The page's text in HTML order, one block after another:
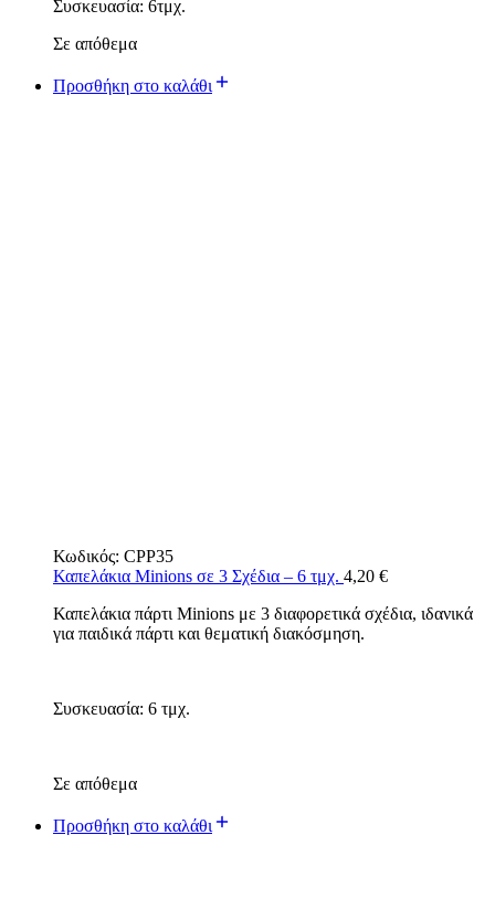
Συσκευασία: 6τμχ.
Σε απόθεμα
Προσθήκη στο καλάθι
Κωδικός: CPP35
Καπελάκια Minions σε 3 Σχέδια – 6 τμχ. 4,20 €
Καπελάκια πάρτι Minions με 3 διαφορετικά σχέδια, ιδανικά
για παιδικά πάρτι και θεματική διακόσμηση.
Συσκευασία: 6 τμχ.
Σε απόθεμα
Προσθήκη στο καλάθι